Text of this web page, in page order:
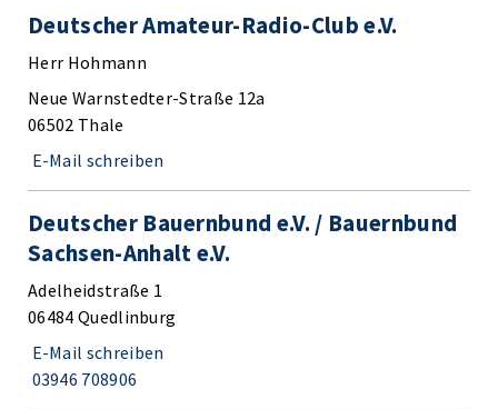
Deutscher Amateur-Radio-Club e.V.
Herr Hohmann
Neue Warnstedter-Straße 12a
06502 Thale
E-Mail schreiben
Deutscher Bauernbund e.V. / Bauernbund
Sachsen-Anhalt e.V.
Adelheidstraße 1
06484 Quedlinburg
E-Mail schreiben
03946 708906